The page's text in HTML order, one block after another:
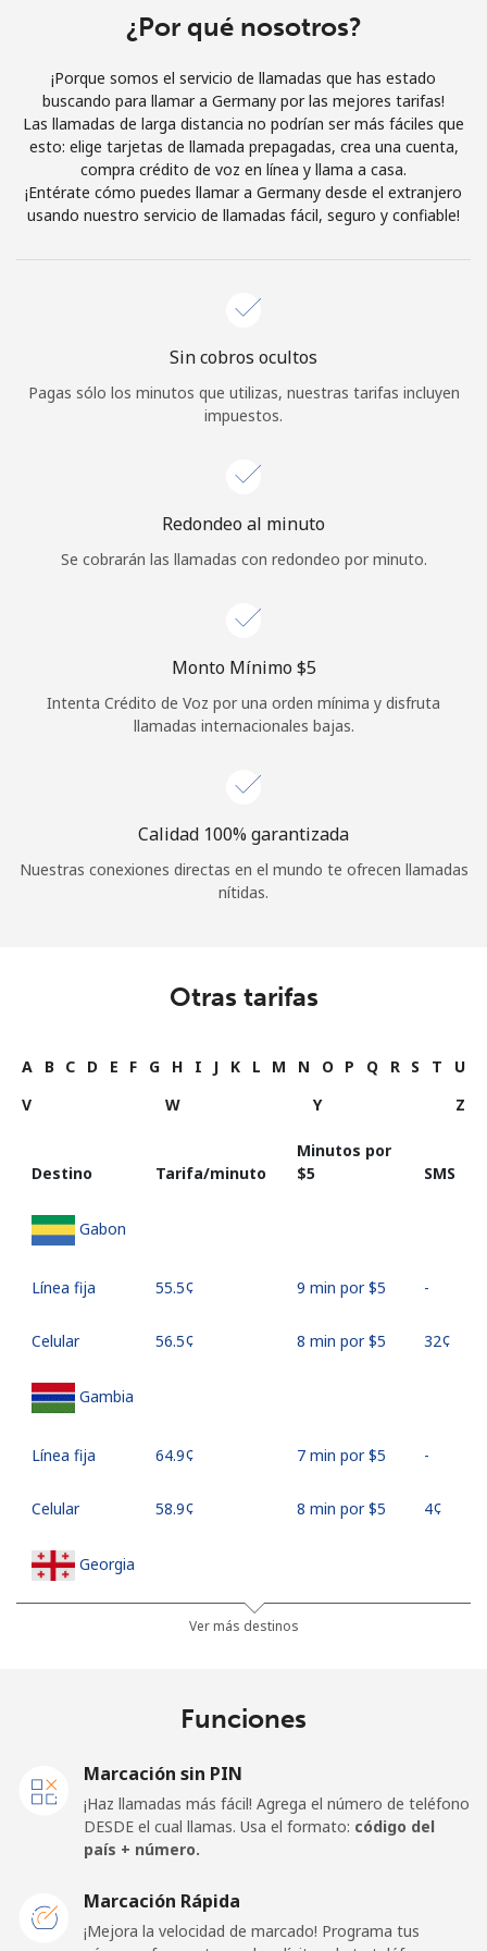
Iniciar Sesión
o
Continuar con
¿Por qué nosotros?
¡Porque somos el servicio de llamadas que has estado
buscando para llamar a Germany por las mejores tarifas!
Las llamadas de larga distancia no podrían ser más fáciles que
esto: elige tarjetas de llamada prepagadas, crea una cuenta,
compra crédito de voz en línea y llama a casa.
¡Entérate cómo puedes llamar a Germany desde el extranjero
usando nuestro servicio de llamadas fácil, seguro y confiable!
Sin cobros ocultos
Pagas sólo los minutos que utilizas, nuestras tarifas incluyen
impuestos.
Redondeo al minuto
Se cobrarán las llamadas con redondeo por minuto.
Monto Mínimo ⁦$5⁩
Intenta Crédito de Voz por una orden mínima y disfruta
llamadas internacionales bajas.
Calidad 100% garantizada
Nuestras conexiones directas en el mundo te ofrecen llamadas
nítidas.
Otras tarifas
A B C D E F G H I J K L M N O P Q R S T
U
V
W Y Z
Destino Tarifa/minuto
Minutos por
⁦$5⁩
SMS
Gabon
Línea fija ⁦55.5¢⁩ 9 min por ⁦$5⁩ -
Celular ⁦56.5¢⁩ 8 min por ⁦$5⁩ ⁦32¢⁩
Gambia
Línea fija ⁦64.9¢⁩ 7 min por ⁦$5⁩ -
Celular ⁦58.9¢⁩ 8 min por ⁦$5⁩ ⁦4¢⁩
Georgia
⁦32.5¢⁩
15 min por
⁦$5⁩
Germany
Línea fija ⁦1.5¢⁩
333 min por
-
Celular ⁦1.5¢⁩
⁦$5⁩
Ver más destinos
Funciones
Marcación sin PIN
¡Haz llamadas más fácil! Agrega el número de teléfono
DESDE el cual llamas. Usa el formato: código del
país + número.
Marcación Rápida
¡Mejora la velocidad de marcado! Programa tus